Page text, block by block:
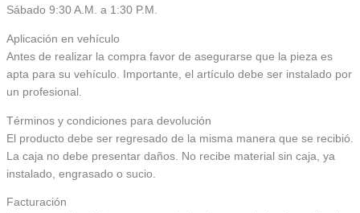
Sábado 9:30 A.M. a 1:30 P.M.
Aplicación en vehículo
Antes de realizar la compra favor de asegurarse que la pieza es
apta para su vehículo. Importante, el artículo debe ser instalado por
un profesional.
Términos y condiciones para devolución
El producto debe ser regresado de la misma manera que se recibió.
La caja no debe presentar daños. No recibe material sin caja, ya
instalado, engrasado o sucio.
Facturación